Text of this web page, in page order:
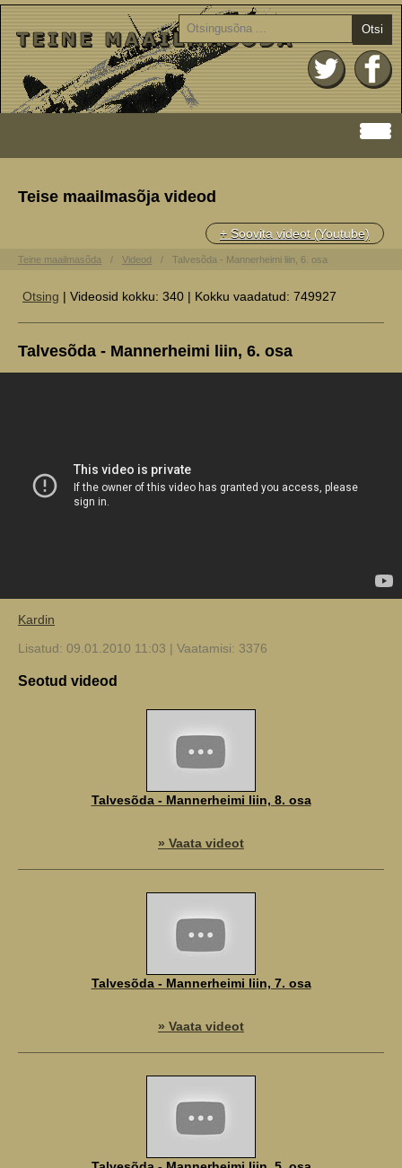
Otsi
Teise maailmasõja videod
+ Soovita videot (Youtube)
Teine maailmasõda Videod Talvesõda - Mannerheimi liin, 6. osa
Otsing | Videosid kokku: 340 | Kokku vaadatud: 749927
Talvesõda - Mannerheimi liin, 6. osa
Kardin
Lisatud: 09.01.2010 11:03 | Vaatamisi: 3376
Seotud videod
Talvesõda - Mannerheimi liin, 8. osa
» Vaata videot
Talvesõda - Mannerheimi liin, 7. osa
» Vaata videot